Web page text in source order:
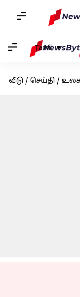
Tamil
வீடு / செய்தி /